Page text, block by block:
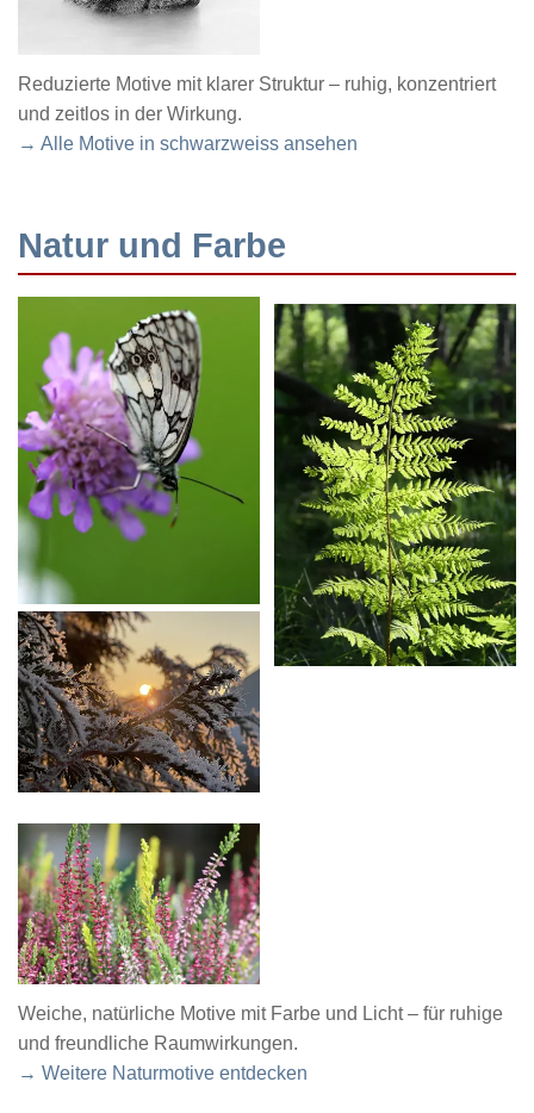
Reduzierte Motive mit klarer Struktur – ruhig, konzentriert
und zeitlos in der Wirkung.
→ Alle Motive in schwarzweiss ansehen
Natur und Farbe
Weiche, natürliche Motive mit Farbe und Licht – für ruhige
und freundliche Raumwirkungen.
→ Weitere Naturmotive entdecken